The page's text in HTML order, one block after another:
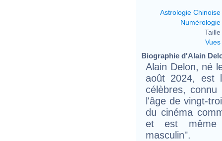
Astrologie Chinoise
Numérologie
Taille
Vues
Biographie d'Alain
Alain Delon, né
août 2024, est
célèbres,
l'âge de vingt-
du cinéma
et est même
masculin".